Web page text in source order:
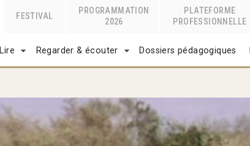
FESTIVAL
PROGRAMMATION
2026
PLATEFORME
PROFESSIONNELLE
Lire Regarder & écouter Dossiers pédagogiques